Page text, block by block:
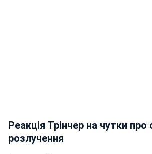
Реакція Трінчер на чутки про
розлучення